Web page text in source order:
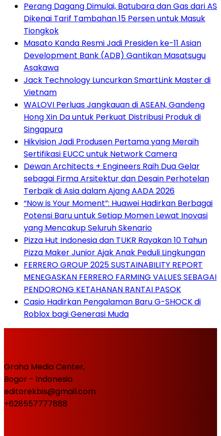
Perang Dagang Dimulai, Batubara dan Gas dari AS
Dikenai Tarif Tambahan 15 Persen untuk Masuk
Tiongkok
Masato Kanda Resmi Jadi Presiden ke-11 Asian
Development Bank (ADB) Gantikan Masatsugu
Asakawa
Jack Technology Luncurkan SmartLink Master di
Vietnam
WALOVI Perluas Jangkauan di ASEAN, Gandeng
Hong Xin Da untuk Perkuat Distribusi Produk di
Singapura
Hikvision Jadi Produsen Pertama yang Meraih
Sertifikasi EUCC untuk Network Camera
Dewan Architects + Engineers Raih Dua Gelar
sebagai Firma Arsitektur dan Desain Perhotelan
Terbaik di Asia dalam Ajang AADA 2026
“Now is Your Moment”: Huawei Hadirkan Berbagai
Potensi Baru untuk Setiap Momen Lewat Inovasi
yang Mencakup Seluruh Skenario
Pizza Hut Indonesia dan TUKR Rayakan 10 Tahun
Pizza Maker Junior Ajak Anak Peduli Lingkungan
FERRERO GROUP 2025 SUSTAINABILITY REPORT
MENEGASKAN FERRERO FARMING VALUES SEBAGAI
PENDORONG KETAHANAN RANTAI PASOK
Casio Hadirkan Pengalaman Baru G-SHOCK di
Roblox bagi Generasi Muda
Graha Media Center,
Bogor - Indonesia
editorekbis@gmail.com
+628557777888